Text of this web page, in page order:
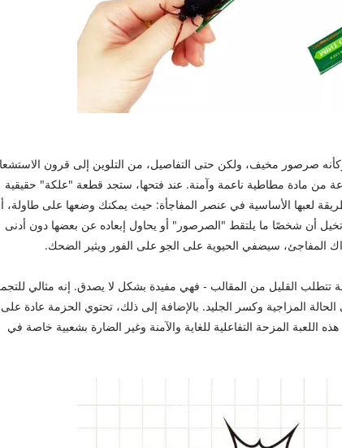
صرصور مخيف، ولكن حتى التفاصيل، من التلوين إلى قرون
من مادة مطاطية ناعمة وآمنة. عند فتحها، ستجد قطعة "علكة" حقيقية
لعبها الأساسية في عنصر المفاجأة: حيث يمكنك وضعها على طاولة،
أن شخصًا ما يلتقط "الصرصور" أو يحاول إبعاده عن بعضها دون أدنى
المفاجئ، سيضفي الحيوية على الجو على الفور ويثير الضحك.
تتطلب القليل من المقالب - فهي مفيدة بشكل لا يصدق. إنه مثالي
الحالة المزاجية وكسر الجليد. بالإضافة إلى ذلك، تحتوي الحزمة عادة
المزحة التفاعلية للغاية والآمنة وغير الضارة بشعبية خاصة في